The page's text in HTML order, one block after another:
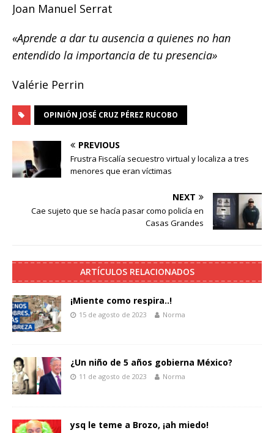
Joan Manuel Serrat
«Aprende a dar tu ausencia a quienes no han
entendido la importancia de tu presencia»
Valérie Perrin
OPINIÓN JOSÉ CRUZ PÉREZ RUCOBO
PREVIOUS
Frustra Fiscalía secuestro virtual y localiza a tres
menores que eran víctimas
NEXT
Cae sujeto que se hacía pasar como policía en
Casas Grandes
ARTÍCULOS RELACIONADOS
¡Miente como respira..!
15 de agosto de 2023 Norma
¿Un niño de 5 años gobierna México?
11 de agosto de 2023 Norma
ysq le teme a Brozo, ¡ah miedo!